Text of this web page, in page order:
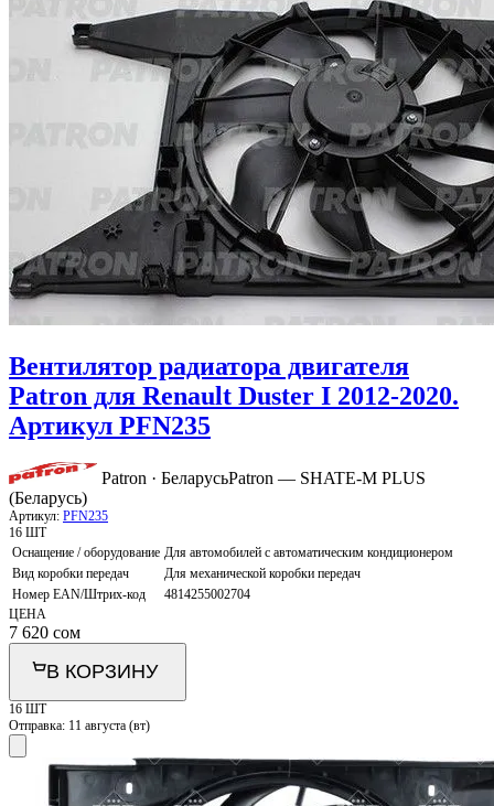
Вентилятор радиатора двигателя
Patron для Renault Duster I 2012-2020.
Артикул PFN235
Patron · БеларусьPatron — SHATE-M PLUS
(Беларусь)
Артикул: PFN235
16 ШТ
Оснащение / оборудование Для автомобилей с автоматическим кондиционером
Вид коробки передач
Для механической коробки передач
Номер EAN/Штрих-код
4814255002704
ЦЕНА
7 620 сом
В КОРЗИНУ
16 ШТ
Отправка: 11 августа (вт)